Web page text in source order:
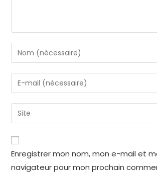
Enter
your
name
or
to
comment
Enter
your
email
address
comment
Enter
your
website
URL
(optional)
Enregistrer mon nom, mon e-mail et
navigateur pour mon prochain